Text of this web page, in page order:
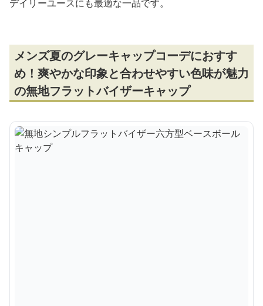
デイリーユースにも最適な一品です。
メンズ夏のグレーキャップコーデにおすす
め！爽やかな印象と合わせやすい色味が魅力
の無地フラットバイザーキャップ